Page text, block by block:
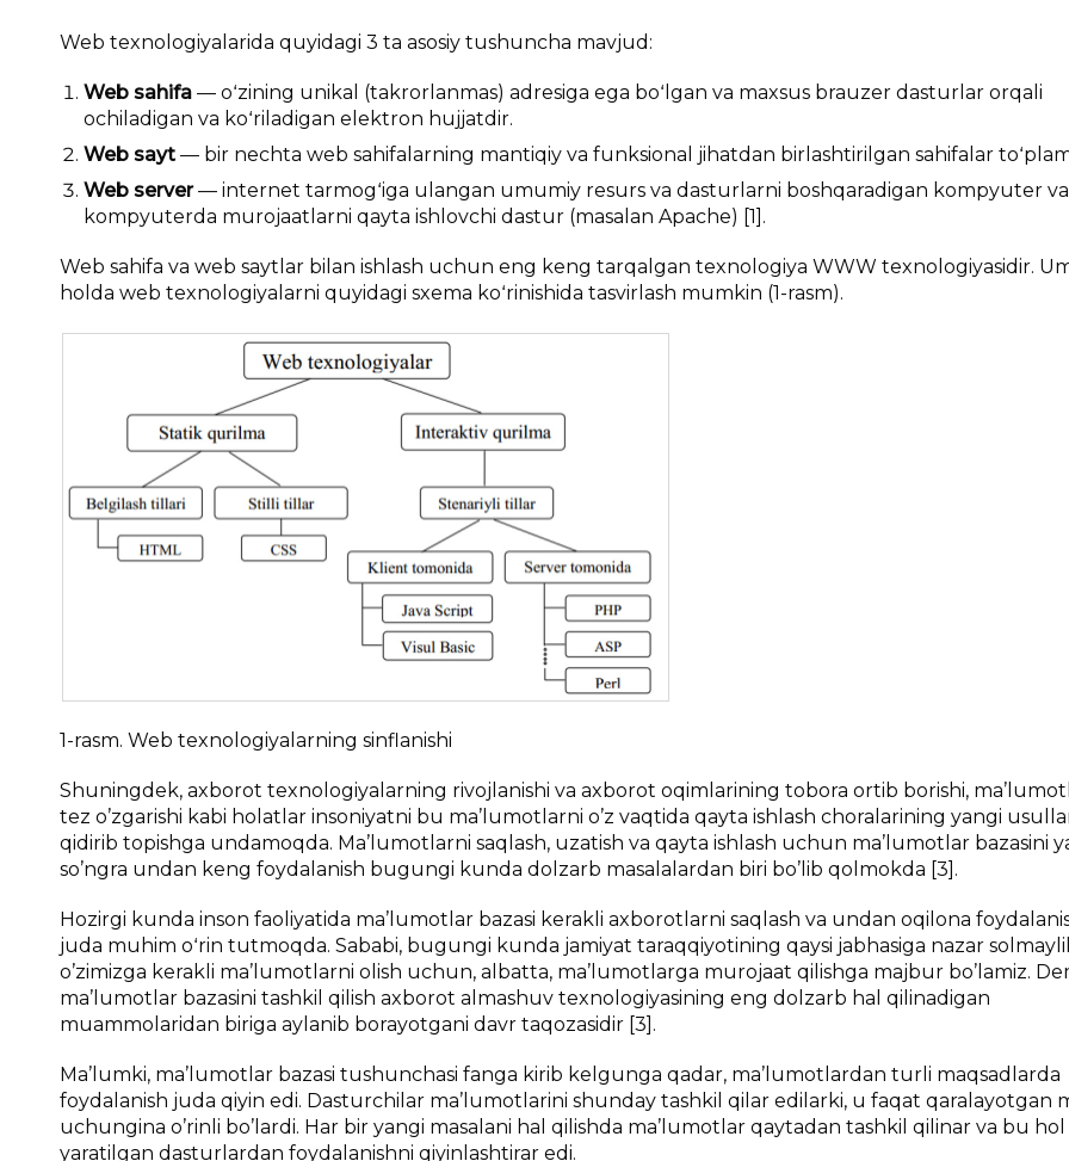
Web texnologiyalarida quyidagi 3 ta asosiy tushuncha mavjud:
Web sahifa — oʻzining unikal (takrorlanmas) adresiga ega boʻlgan va maxsus brauzer dasturlar orqali
ochiladigan va koʻriladigan elektron hujjatdir.
Web sayt — bir nechta web sahifalarning mantiqiy va funksional jihatdan birlashtirilgan sahifalar
Web server— internet tarmogʻiga ulangan umumiy resurs va dasturlarni boshqaradigan kompyuter
kompyuterda murojaatlarni qayta ishlovchi dastur (masalan Apache) [1].
Web sahifa va web saytlar bilan ishlash uchun eng keng tarqalgan texnologiya WWW texnologiyasidir.
holda web texnologiyalarni quyidagi sxema koʻrinishida tasvirlash mumkin (1-rasm).
1-rasm. Web texnologiyalarning sinflanishi
Shuningdek, axborot texnologiyalarning rivojlanishi va axborot oqimlarining tobora ortib borishi,
tez o’zgarishi kabi holatlar insoniyatni bu ma’lumotlarni o’z vaqtida qayta ishlash choralarining yangi
qidirib topishga undamoqda. Ma’lumotlarni saqlash, uzatish va qayta ishlash uchun ma’lumotlar bazasini
so’ngra undan keng foydalanish bugungi kunda dolzarb masalalardan biri bo’lib qolmokda [3].
Hozirgi kunda inson faoliyatida ma’lumotlar bazasi kerakli axborotlarni saqlash va undan oqilona
juda muhim oʻrin tutmoqda. Sababi, bugungi kunda jamiyat taraqqiyotining qaysi jabhasiga nazar
o’zimizga kerakli ma’lumotlarni olish uchun, albatta, ma’lumotlarga murojaat qilishga majbur bo’lamiz.
ma’lumotlar bazasini tashkil qilish axborot almashuv texnologiyasining eng dolzarb hal qilinadigan
muammolaridan biriga aylanib borayotgani davr taqozasidir [3].
Ma’lumki, ma’lumotlar bazasi tushunchasi fanga kirib kelgunga qadar, ma’lumotlardan turli maqsadlarda
foydalanish juda qiyin edi. Dasturchilar ma’lumotlarini shunday tashkil qilar edilarki, u faqat qaralayotgan
uchungina o’rinli bo’lardi. Har bir yangi masalani hal qilishda ma’lumotlar qaytadan tashkil qilinar va bu hol
yaratilgan dasturlardan foydalanishni qiyinlashtirar edi.